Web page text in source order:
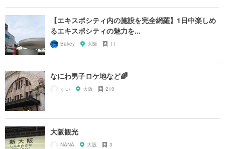
【エキスポシティ内の施設を完全網羅】1日中楽しめ
るエキスポシティの魅力を...
Bakey 大阪 11
なにわ男子ロケ地など🌈
すい 大阪 210
大阪観光
NANA 大阪 3